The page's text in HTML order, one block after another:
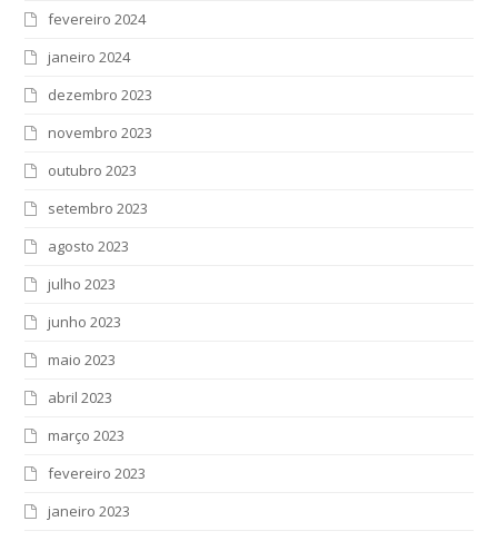
fevereiro 2024
janeiro 2024
dezembro 2023
novembro 2023
outubro 2023
setembro 2023
agosto 2023
julho 2023
junho 2023
maio 2023
abril 2023
março 2023
fevereiro 2023
janeiro 2023